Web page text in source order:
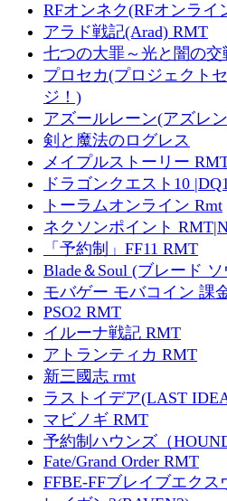
RFオンネク(RFオンライ
アラド戦記(Arad) RMT
七つの大罪～光と闇の
プロセカ(プロジェクト
ジ！)
アズールレーン(アズレ
剣と魔法のログレス
メイプルストーリー
ドラゴンクエスト10
トーラムオンライン Rmt
ネクソンポイント
「予約制」FF11 RMT
Blade＆Soul (ブレード
モバゲー モバコイン 課
PSO2 RMT
イルーナ戦記 RMT
アトランティカ RMT
新三國志 rmt
ラストイデア(LAST
マビノギ RMT
予約制ハウンズ（
Fate/Grand Order RMT
FFBE-FFブレイブエクス